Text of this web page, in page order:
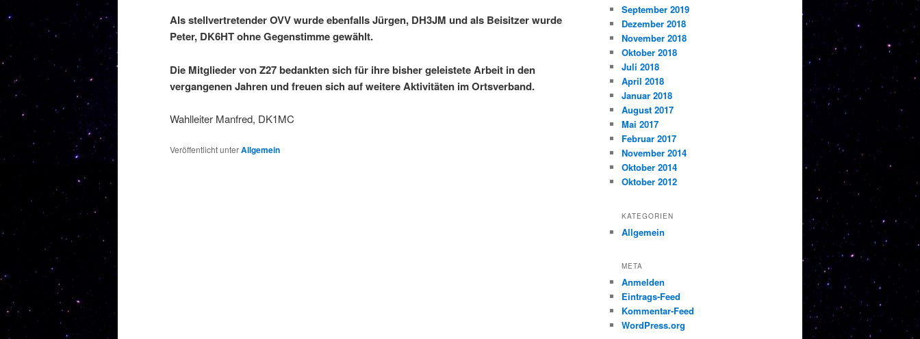
Als stellvertretender OVV wurde ebenfalls Jürgen, DH3JM und als Beisitzer wurde
Peter, DK6HT ohne Gegenstimme gewählt.
Die Mitglieder von Z27 bedankten sich für ihre bisher geleistete Arbeit in den
vergangenen Jahren und freuen sich auf weitere Aktivitäten im Ortsverband.
Wahlleiter Manfred, DK1MC
Veröffentlicht unterAllgemein
September 2019
Dezember 2018
November 2018
Oktober 2018
Juli 2018
April 2018
Januar 2018
August 2017
Mai 2017
Februar 2017
November 2014
Oktober 2014
Oktober 2012
KATEGORIEN
Allgemein
META
Anmelden
Eintrags-Feed
Kommentar-Feed
WordPress.org